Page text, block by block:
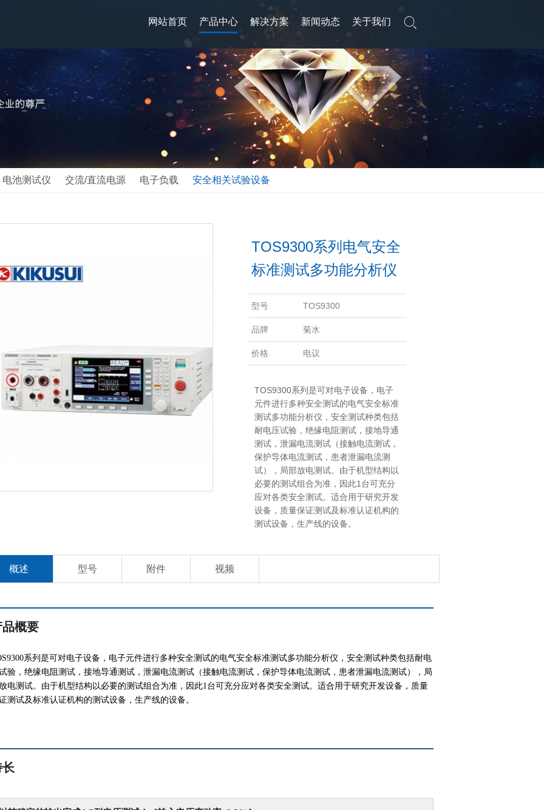
网站首页 产品中心
Tektronix/泰克
KEITHLEY/吉时利
FLUKE/福禄克
HIOKI/日置
FLIR/菲力尔
EA-EA Elektro-Automatik
解决方案
技术支持
行业应用
产品资讯
新闻动态
中如新闻
展会展览
FAQ（常见问题）
关于我们
公司简介
资质荣誉
员工风采
招贤纳才
电池测试仪 交流/直流电源 电子负载 安全相关试验设备
TOS9300系列电气安全
标准测试多功能分析仪
型号 TOS9300
品牌 菊水
价格 电议
TOS9300系列是可对电子设备，电子
元件进行多种安全测试的电气安全标准
测试多功能分析仪，安全测试种类包括
耐电压试验，绝缘电阻测试，接地导通
测试，泄漏电流测试（接触电流测试，
保护导体电流测试，患者泄漏电流测
试），局部放电测试。由于机型结构以
必要的测试组合为准，因此1台可充分
应对各类安全测试。适合用于研究开发
设备，质量保证测试及标准认证机构的
测试设备，生产线的设备。
概述 型号 附件 视频
品概要
系列是可对电子设备，电子元件进行多种安全测试的电气安全标准测试多功能分析仪，安全测试种类包括耐电
验，绝缘电阻测试，接地导通测试，泄漏电流测试（接触电流测试，保护导体电流测试，患者泄漏电流测试），局
电测试。由于机型结构以必要的测试组合为准，因此1台可充分应对各类安全测试。适合用于研究开发设备，质量
测试及标准认证机构的测试设备，生产线的设备。
长